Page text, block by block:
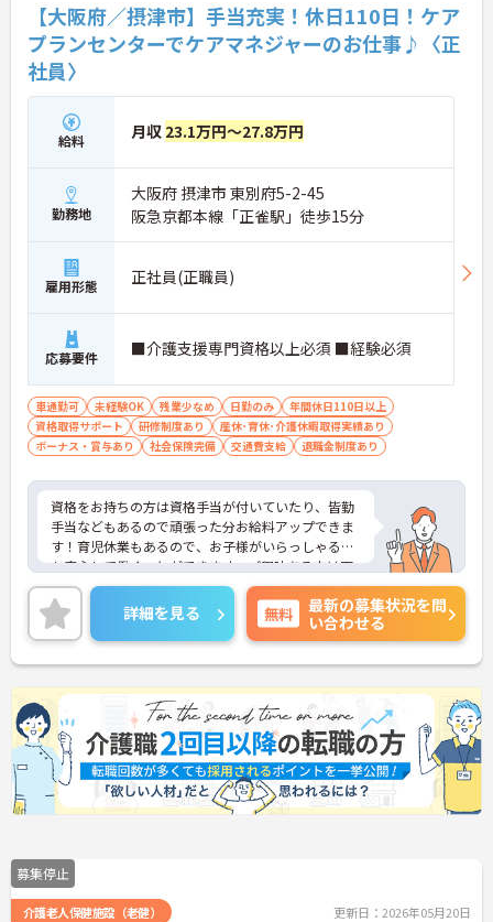
【大阪府／摂津市】手当充実！休日110日！ケア
プランセンターでケアマネジャーのお仕事♪〈正
社員〉
給料 月収 23.1万円～27.8万円
勤務地
大阪府 摂津市 東別府5-2-45
阪急京都本線「正雀駅」徒歩15分
雇用形態 正社員(正職員)
応募要件 ■介護支援専門資格以上必須 ■経験必須
車通勤可 未経験OK 残業少なめ 日勤のみ
年間休日110日以上
資格取得サポート
研修制度あり
産休･育休･介護休暇取得実績あり
ボーナス・賞与あり
社会保険完備 交通費支給 退職金制度あり
資格をお持ちの方は資格手当が付いていたり、皆勤
手当などもあるので頑張った分お給料アップできま
す！育児休業もあるので、お子様がいらっしゃる方
も安心して働くことができます。ご興味ある方は面
接ポイントをお伝えしますので、お気軽にお問い合
わせください♪詳細を見る 無料
最新の募集状況を問
い合わせる
募集停止
介護老人保健施設（老健） 更新日：2026年05月20日